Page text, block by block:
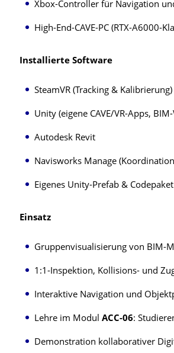
Xbox-Controller für Navigation
High-End-CAVE-PC (RTX-A6000-
Installierte Software
SteamVR (Tracking & Kalibrierung)
Unity (eigene CAVE/VR-Apps,
Autodesk Revit
Navisworks Manage
Eigenes Unity-Prefab &
Einsatz
Gruppenvisualisierung von BIM-
1:1-Inspektion, Kollisions- und
Interaktive Navigation und
Lehre im Modul ACC-06:
Demonstration kollaborativer